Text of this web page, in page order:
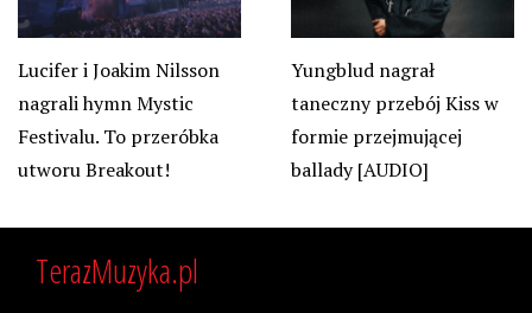
Lucifer i Joakim Nilsson
nagrali hymn Mystic
Festivalu. To przeróbka
utworu Breakout!
Yungblud nagrał
taneczny przebój Kiss w
formie przejmującej
ballady [AUDIO]
TerazMuzyka.pl